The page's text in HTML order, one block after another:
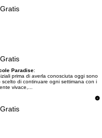
Paradise:
prima di averla conosciuta oggi sono
di continuare ogni settimana con i
vivace,...